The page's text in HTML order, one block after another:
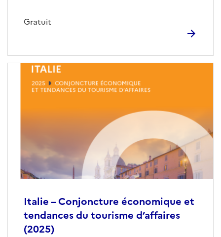
Gratuit
Italie – Conjoncture économique et
tendances du tourisme d’affaires
(2025)